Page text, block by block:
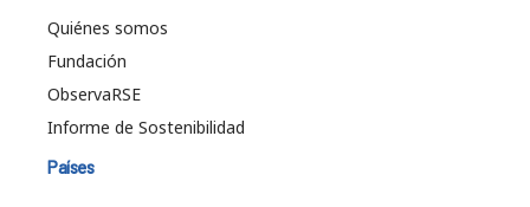
Quiénes somos
Fundación
ObservaRSE
Informe de Sostenibilidad
Países